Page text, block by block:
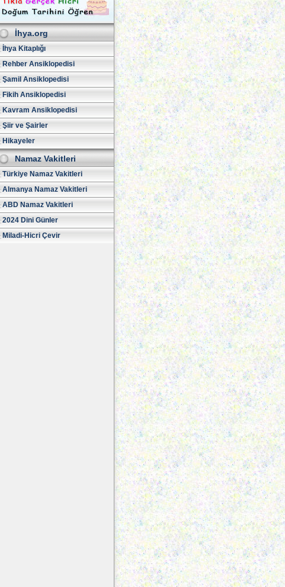
İhya.org
İhya Kitaplığı
Rehber Ansiklopedisi
Şamil Ansiklopedisi
Fikih Ansiklopedisi
Kavram Ansiklopedisi
Şiir ve Şairler
Hikayeler
Namaz Vakitleri
Türkiye Namaz Vakitleri
Almanya Namaz Vakitleri
ABD Namaz Vakitleri
2024 Dini Günler
Miladi-Hicri Çevir